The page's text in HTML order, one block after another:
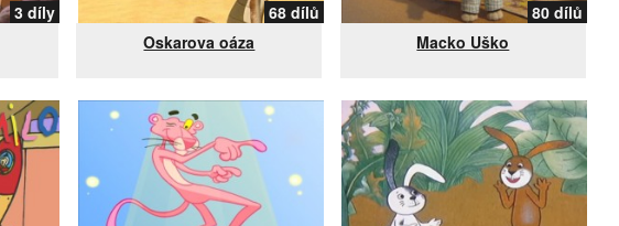
3 díly
68 dílů
Oskarova oáza
80 dílů
Macko Uško